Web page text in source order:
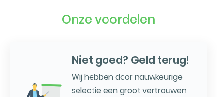
Onze voordelen
Niet goed? Geld terug!
Wij hebben door nauwkeurige
selectie een groot vertrouwen